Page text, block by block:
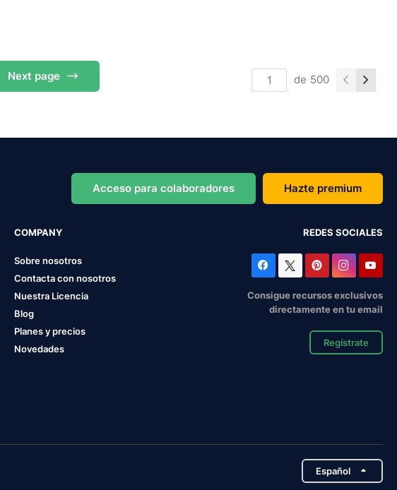
Next page de 500
Acceso para colaboradores Hazte premium
COMPANY
Sobre nosotros
Contacta con nosotros
Nuestra Licencia
Blog
Planes y precios
Novedades
REDES SOCIALES
Consigue recursos exclusivos
directamente en tu email
Regístrate
Español